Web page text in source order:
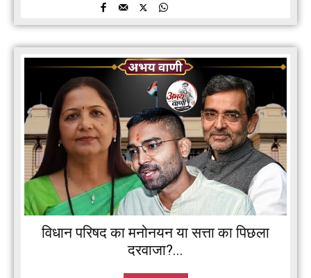
विधान परिषद का मनोनयन या सत्ता का पिछला
दरवाजा?...